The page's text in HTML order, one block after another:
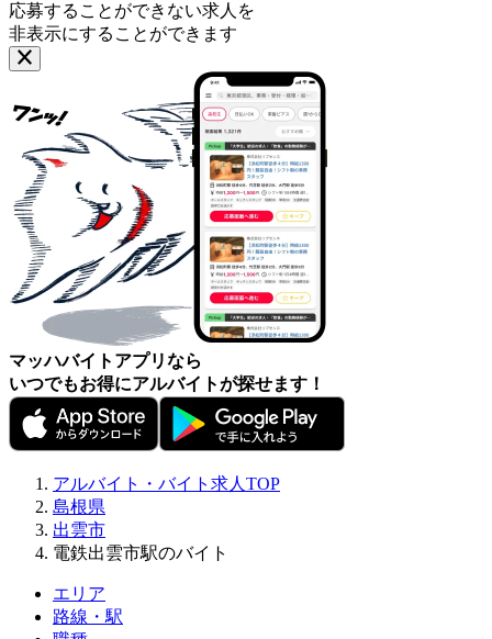
応募することができない求人を
非表示にすることができます
マッハバイトアプリなら
いつでもお得にアルバイトが探せます！
アルバイト・バイト求人TOP
島根県
出雲市
電鉄出雲市駅のバイト
エリア
路線・駅